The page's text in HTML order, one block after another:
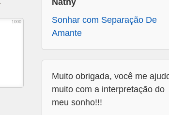
1000
Nathy
Sonhar com Separação De
Amante
Muito obrigada, você me
muito com a interpretação do
meu sonho!!!